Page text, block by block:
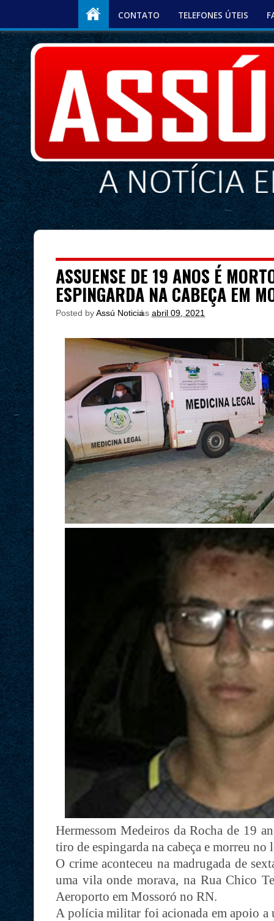
CONTATO TELEFONES ÚTEIS
ASSUENSE DE 19 ANOS É
ESPINGARDA NA CABEÇA EM
Posted byAssú Noticia
às abril 09, 2021
Hermessom Medeiros da Rocha de 19
tiro de espingarda na cabeça e morreu no
O crime aconteceu na madrugada de
uma vila onde morava, na Rua Chico
Aeroporto em Mossoró no RN.
A polícia militar foi acionada em apoio a